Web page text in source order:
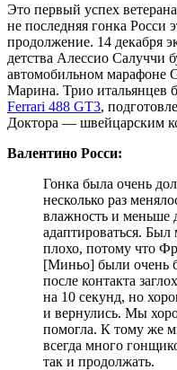
Это первый успех
не последняя гонка Росси
продолжение. 14 декабря
детства Алессио Салуччи
автомобильном марафоне
Марина. Трио итальянцев
Ferrari 488 GT3,
Доктора — швейцарским
Валентино Росси:
Гонка была очень
несколько раз
влажность и меньше
адаптироваться. Был
плохо, потому что
[Миньо] были очень
после контакта
на 10 секунд, но
и вернулись. Мы
помогла. К тому же
всегда много
так и продолжать.